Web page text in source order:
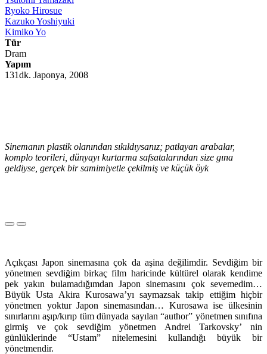
Ryoko Hirosue
Kazuko Yoshiyuki
Kimiko Yo
Tür
Dram
Yapım
131dk. Japonya, 2008
Sinemanın plastik olanından sıkıldıysanız; patlayan arabalar,
komplo teorileri, dünyayı kurtarma safsatalarından size gına
geldiyse, gerçek bir samimiyetle çekilmiş ve küçük öyk
Açıkçası Japon sinemasına çok da aşina değilimdir. Sevdiğim bir
yönetmen sevdiğim birkaç film haricinde kültürel olarak kendime
pek yakın bulamadığımdan Japon sinemasını çok sevemedim…
Büyük Usta Akira Kurosawa’yı saymazsak takip ettiğim hiçbir
yönetmen yoktur Japon sinemasından… Kurosawa ise ülkesinin
sınırlarını aşıp/kırıp tüm dünyada sayılan “author” yönetmen sınıfına
girmiş ve çok sevdiğim yönetmen Andrei Tarkovsky’ nin
günlüklerinde “Ustam” nitelemesini kullandığı büyük bir
yönetmendir.